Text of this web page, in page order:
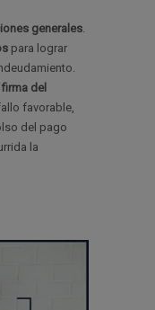
generales.
para lograr
del
favorable,
del pago
la